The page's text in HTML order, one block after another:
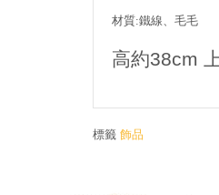
材質:鐵線、毛毛
高約38cm
標籤 飾品